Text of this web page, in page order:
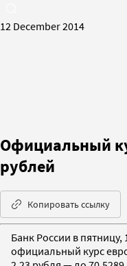
12 December 2014
Официальный
рублей
Копировать ссылку
Банк России в
официальный курс